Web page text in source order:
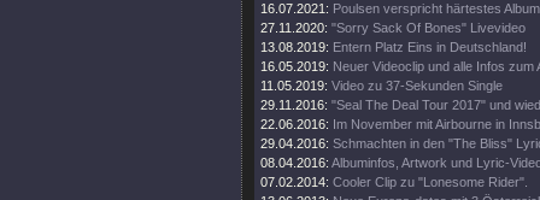
16.07.2021: Poulsen verspricht härtestes
27.11.2020: "Sorry Sack Of Bones" Livevideo
13.08.2019: Entern Platz Eins in Deutschland!
16.05.2019: Neuer Videoclip und alle Infos zum
11.05.2019: Video zu 37-Sekunden Single
29.11.2016: "Seal The Deal Tour 2017" und
22.06.2016: Im November mit Airbourne in
29.04.2016: Schmachten in den "The Bliss"
08.04.2016: Albuminfos, Artwork und Lyric-
07.02.2014: Cooler Clip zu "Lonesome Rider".